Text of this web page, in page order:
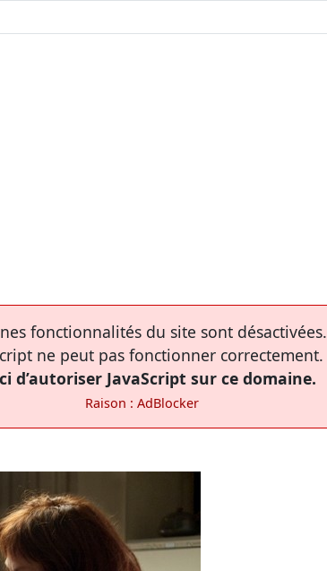
fonctionnalités du site sont désactivées.
ne peut pas fonctionner correctement.
d’autoriser JavaScript sur ce domaine.
Raison : AdBlocker